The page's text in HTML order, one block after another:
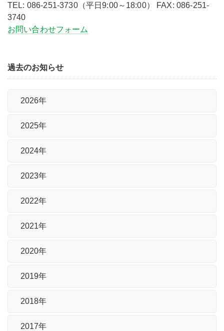
TEL: 086-251-3730（平日9:00～18:00） FAX: 086-251-
3740
お問い合わせフォーム
過去のお知らせ
2026年
2025年
2024年
2023年
2022年
2021年
2020年
2019年
2018年
2017年